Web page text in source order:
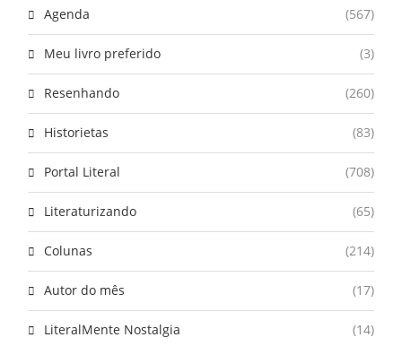
Agenda (567)
Meu livro preferido (3)
Resenhando (260)
Historietas (83)
Portal Literal (708)
Literaturizando (65)
Colunas (214)
Autor do mês (17)
LiteralMente Nostalgia (14)